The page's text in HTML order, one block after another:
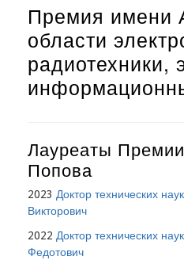
Премия имени
области
радиотехники,
Лауреаты
Попова
2023 Доктор технических
Викторович
2022 Доктор технических
Федотович